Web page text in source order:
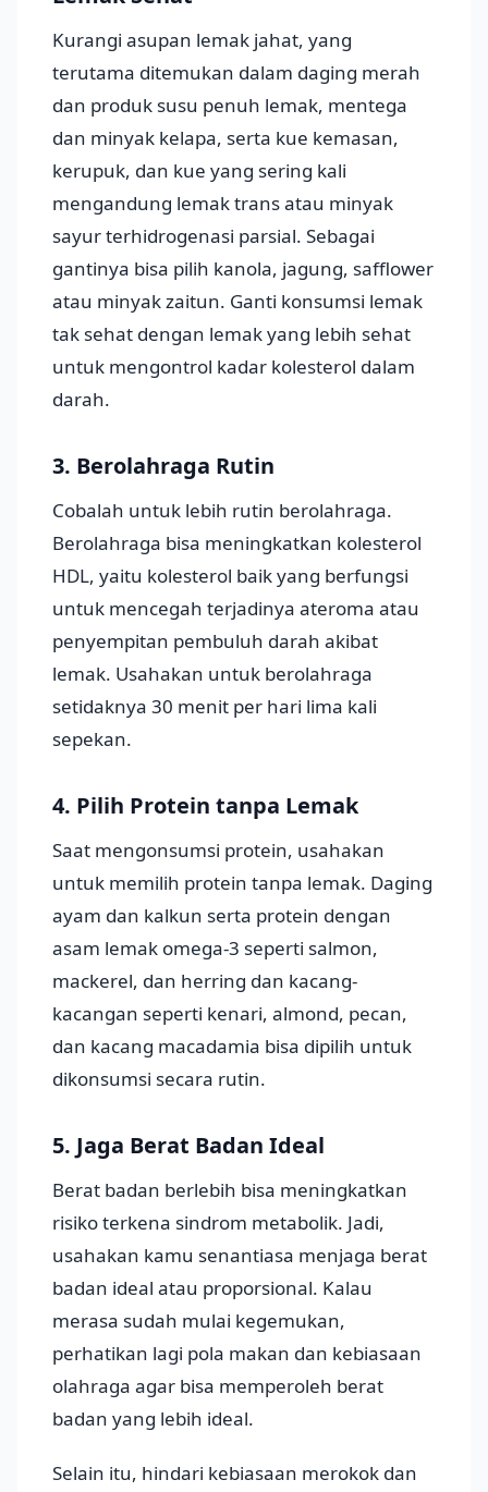
Kurangi asupan lemak jahat, yang
terutama ditemukan dalam daging merah
dan produk susu penuh lemak, mentega
dan minyak kelapa, serta kue kemasan,
kerupuk, dan kue yang sering kali
mengandung lemak trans atau minyak
sayur terhidrogenasi parsial. Sebagai
gantinya bisa pilih kanola, jagung, safflower
atau minyak zaitun. Ganti konsumsi lemak
tak sehat dengan lemak yang lebih sehat
untuk mengontrol kadar kolesterol dalam
darah.
3. Berolahraga Rutin
Cobalah untuk lebih rutin berolahraga.
Berolahraga bisa meningkatkan kolesterol
HDL, yaitu kolesterol baik yang berfungsi
untuk mencegah terjadinya ateroma atau
penyempitan pembuluh darah akibat
lemak. Usahakan untuk berolahraga
setidaknya 30 menit per hari lima kali
sepekan.
4. Pilih Protein tanpa Lemak
Saat mengonsumsi protein, usahakan
untuk memilih protein tanpa lemak. Daging
ayam dan kalkun serta protein dengan
asam lemak omega-3 seperti salmon,
mackerel, dan herring dan kacang-
kacangan seperti kenari, almond, pecan,
dan kacang macadamia bisa dipilih untuk
dikonsumsi secara rutin.
5. Jaga Berat Badan Ideal
Berat badan berlebih bisa meningkatkan
risiko terkena sindrom metabolik. Jadi,
usahakan kamu senantiasa menjaga berat
badan ideal atau proporsional. Kalau
merasa sudah mulai kegemukan,
perhatikan lagi pola makan dan kebiasaan
olahraga agar bisa memperoleh berat
badan yang lebih ideal.
Selain itu, hindari kebiasaan merokok dan